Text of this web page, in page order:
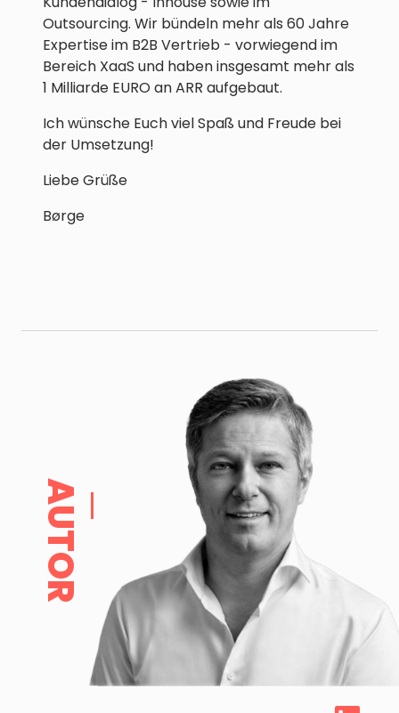
Outsourcing. Wir bündeln mehr als 60 Jahre
Expertise im B2B Vertrieb - vorwiegend im
Bereich XaaS und haben insgesamt mehr als
1 Milliarde EURO an ARR aufgebaut.
Ich wünsche Euch viel Spaß und Freude bei
der Umsetzung!
Liebe Grüße
Børge
AUTOR